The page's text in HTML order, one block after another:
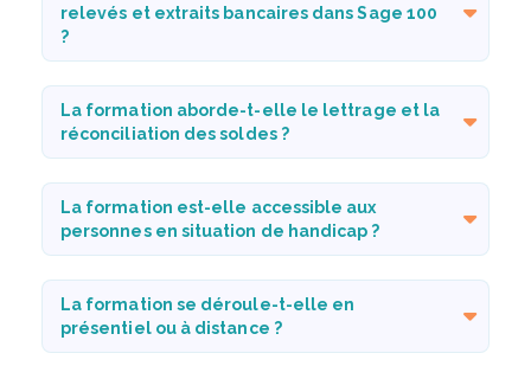
relevés et extraits bancaires dans Sage 100
?
La formation aborde-t-elle le lettrage et la
réconciliation des soldes ?
La formation est-elle accessible aux
personnes en situation de handicap ?
La formation se déroule-t-elle en
présentiel ou à distance ?